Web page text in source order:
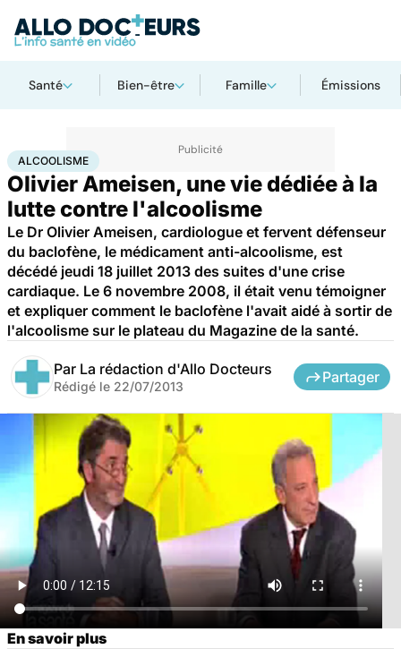
Santé Bien-être Famille Émissions
AccueilSantéAlcoolisme
ALCOOLISME
Olivier Ameisen, une vie dédiée à la
lutte contre l'alcoolisme
Le Dr Olivier Ameisen, cardiologue et fervent défenseur
du baclofène, le médicament anti-alcoolisme, est
décédé jeudi 18 juillet 2013 des suites d'une crise
cardiaque. Le 6 novembre 2008, il était venu témoigner
et expliquer comment le baclofène l'avait aidé à sortir de
l'alcoolisme sur le plateau du Magazine de la santé.
Par La rédaction d'Allo Docteurs
Rédigé le 22/07/2013
Partager
En savoir plus